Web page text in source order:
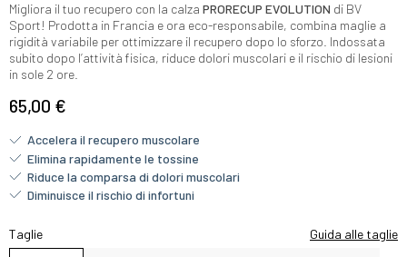
Migliora il tuo recupero con la calza PRORECUP EVOLUTION di BV
Sport! Prodotta in Francia e ora eco-responsabile, combina maglie a
rigidità variabile per ottimizzare il recupero dopo lo sforzo. Indossata
subito dopo l’attività fisica, riduce dolori muscolari e il rischio di lesioni
in sole 2 ore.
65,00 €
Accelera il recupero muscolare
Elimina rapidamente le tossine
Riduce la comparsa di dolori muscolari
Diminuisce il rischio di infortuni
Taglie Guida alle taglie